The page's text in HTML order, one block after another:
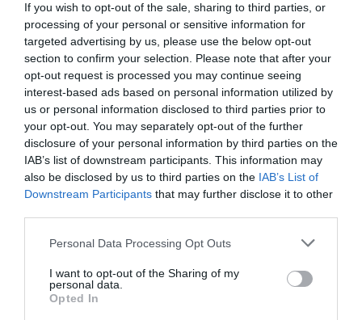
If you wish to opt-out of the sale, sharing to third parties, or
processing of your personal or sensitive information for
targeted advertising by us, please use the below opt-out
section to confirm your selection. Please note that after your
opt-out request is processed you may continue seeing
interest-based ads based on personal information utilized by
us or personal information disclosed to third parties prior to
your opt-out. You may separately opt-out of the further
disclosure of your personal information by third parties on the
IAB’s list of downstream participants. This information may
also be disclosed by us to third parties on the IAB’s List of
Downstream Participants that may further disclose it to other
Please note that this website/app uses one or more Google
not limited to your visit or usage behaviour. You may click to
grant or deny consent to Google and its third-party tags to
use your data for below specified purposes in below Google
Personal Data Processing Opt Outs
I want to opt-out of the Sharing of my
personal data.
Opted In
Ne maradjon le a legfrissebb hírekről, kövessen
bennünket az EGRI ÜGYEK Google Hírek oldalán!
VISSZA A FŐOLDALRA